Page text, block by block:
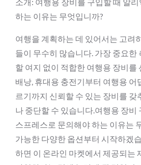
하는 이유는 무엇입니까?
여행을 계획하는 데 있어서는 고려
들이 무수히 많습니다. 가장 중요한
할 여지 없이 적합한 여행용 장비를
배낭, 휴대용 충전기부터 여행용 어
르기까지 신뢰할 수 있는 장비를 갖
나 중단할 수 있습니다.여행용 장비
스프레스로 문의해야 하는 이유는
가능한 다양한 옵션부터 시작하겠
하면 이 온라인 마켓에서 제공되는